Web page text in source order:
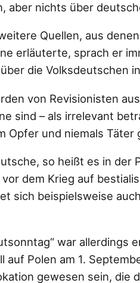
aber nichts über
Quellen, aus
erläuterte, sprach er
die Volksdeutschen
von Revisionisten
sind – als irrelevant
Opfer und niemals Täter
so heißt es in der
dem Krieg auf
sich beispielsweise
war allerdings
auf Polen am 1.
gewesen sein, die